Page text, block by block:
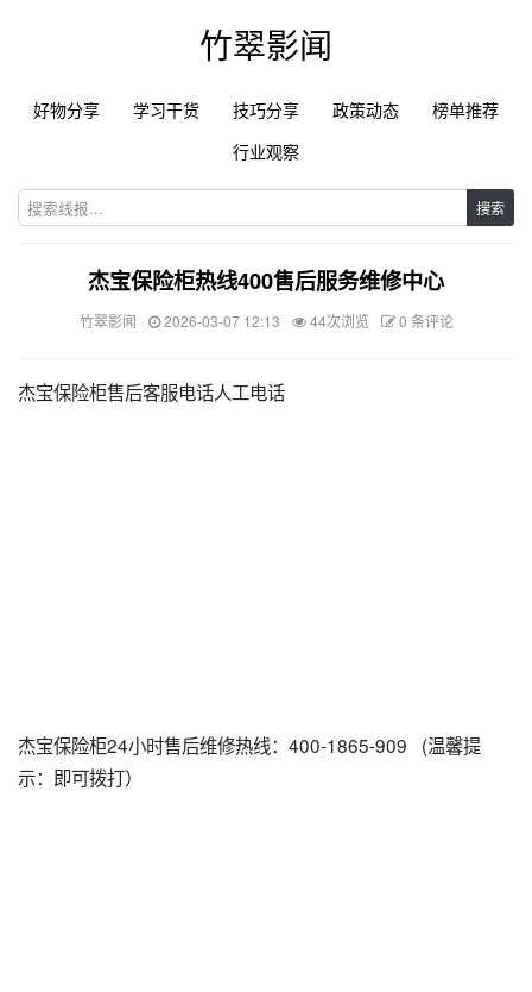
竹翠影闻
好物分享 学习干货 技巧分享 政策动态
榜单推荐
行业观察
搜索
杰宝保险柜热线400售后服务维修中心
竹翠影闻 2026-03-07 12:13 44次浏览 0 条评论
杰宝保险柜售后客服电话人工电话
杰宝保险柜24小时售后维修热线：400-1865-909 (温馨提
示：即可拨打）